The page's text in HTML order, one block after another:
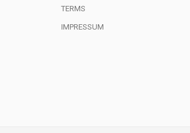
TERMS
IMPRESSUM